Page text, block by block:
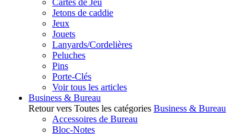
Cartes de Jeu
Jetons de caddie
Jeux
Jouets
Lanyards/Cordelières
Peluches
Pins
Porte-Clés
Voir tous les articles
Business & Bureau
Retour vers Toutes les catégories Business & Bureau
Accessoires de Bureau
Bloc-Notes